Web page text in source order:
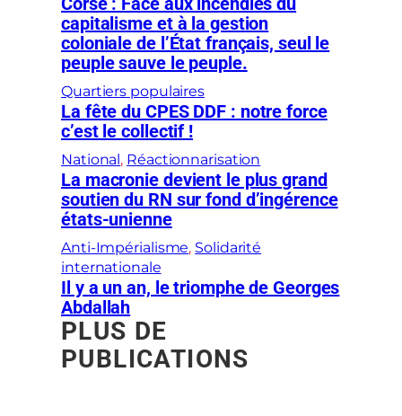
capitalisme et à la gestion
coloniale de l’État français, seul le
peuple sauve le peuple.
Quartiers populaires
La fête du CPES DDF : notre force
c’est le collectif !
National , Réactionnarisation
La macronie devient le plus grand
soutien du RN sur fond d’ingérence
états-unienne
Anti-Impérialisme, Solidarité
internationale
Il y a un an, le triomphe de Georges
Abdallah
PLUS DE
PUBLICATIONS